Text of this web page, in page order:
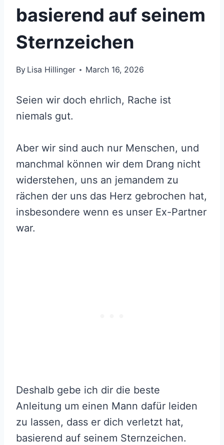
basierend auf seinem
Sternzeichen
By Lisa Hillinger March 16, 2026
Seien wir doch ehrlich, Rache ist
niemals gut.
Aber wir sind auch nur Menschen, und
manchmal können wir dem Drang nicht
widerstehen, uns an jemandem zu
rächen der uns das Herz gebrochen hat,
insbesondere wenn es unser Ex-Partner
war.
Deshalb gebe ich dir die beste
Anleitung um einen Mann dafür leiden
zu lassen, dass er dich verletzt hat,
basierend auf seinem Sternzeichen.